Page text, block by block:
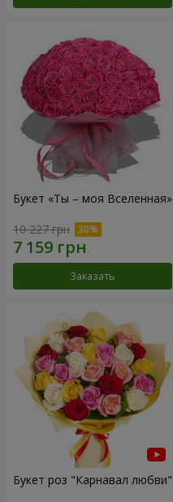
Букет «Ты – моя Вселенная»
10 227 грн
Заказать
Букет роз "Карнавал любви"